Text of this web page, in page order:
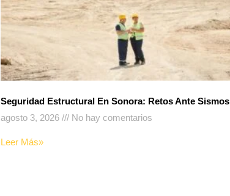
Seguridad Estructural En Sonora: Retos Ante Sismos
agosto 3, 2026
No hay comentarios
Leer Más»